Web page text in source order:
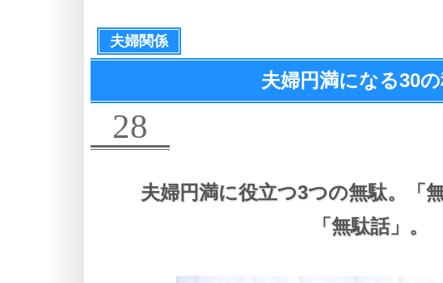
夫婦関係
夫婦円満になる30
28
夫婦円満に役立つ3つの無駄。 「
「無駄話」。